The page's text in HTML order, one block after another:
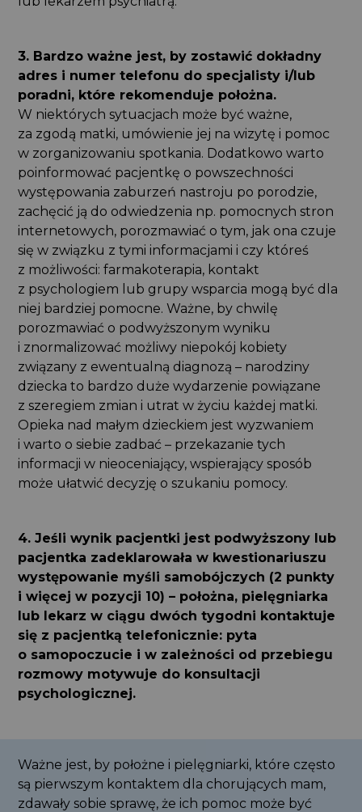
3. Bardzo ważne jest, by zostawić dokładny
adres i numer telefonu do specjalisty i/lub
poradni, które rekomenduje położna.
W niektórych sytuacjach może być ważne,
za zgodą matki, umówienie jej na wizytę i pomoc
w zorganizowaniu spotkania. Dodatkowo warto
poinformować pacjentkę o powszechności
występowania zaburzeń nastroju po porodzie,
zachęcić ją do odwiedzenia np. pomocnych stron
internetowych, porozmawiać o tym, jak ona czuje
się w związku z tymi informacjami i czy któreś
z możliwości: farmakoterapia, kontakt
z psychologiem lub grupy wsparcia mogą być dla
niej bardziej pomocne. Ważne, by chwilę
porozmawiać o podwyższonym wyniku
i znormalizować możliwy niepokój kobiety
związany z ewentualną diagnozą – narodziny
dziecka to bardzo duże wydarzenie powiązane
z szeregiem zmian i utrat w życiu każdej matki.
Opieka nad małym dzieckiem jest wyzwaniem
i warto o siebie zadbać – przekazanie tych
informacji w nieoceniający, wspierający sposób
może ułatwić decyzję o szukaniu pomocy.
4. Jeśli wynik pacjentki jest podwyższony lub
pacjentka zadeklarowała w kwestionariuszu
występowanie myśli samobójczych (2 punkty
i więcej w pozycji 10) – położna, pielęgniarka
lub lekarz w ciągu dwóch tygodni kontaktuje
się z pacjentką telefonicznie: pyta
o samopoczucie i w zależności od przebiegu
rozmowy motywuje do konsultacji
psychologicznej.
Ważne jest, by położne i pielęgniarki, które często
są pierwszym kontaktem dla chorujących mam,
zdawały sobie sprawę, że ich pomoc może być